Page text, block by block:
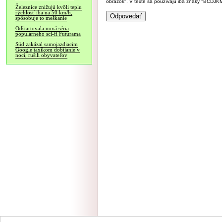
Železnice znižujú kvôli teplu
rýchlosť iba na 50 km/h,
spôsobuje to meškanie
Odštartovala nová séria
populárneho sci-fi Futurama
Súd zakázal samojazdiacim
Google taxíkom dobíjanie v
noci, rušili obyvateľov
obrázok". V texte sa používajú iba znaky